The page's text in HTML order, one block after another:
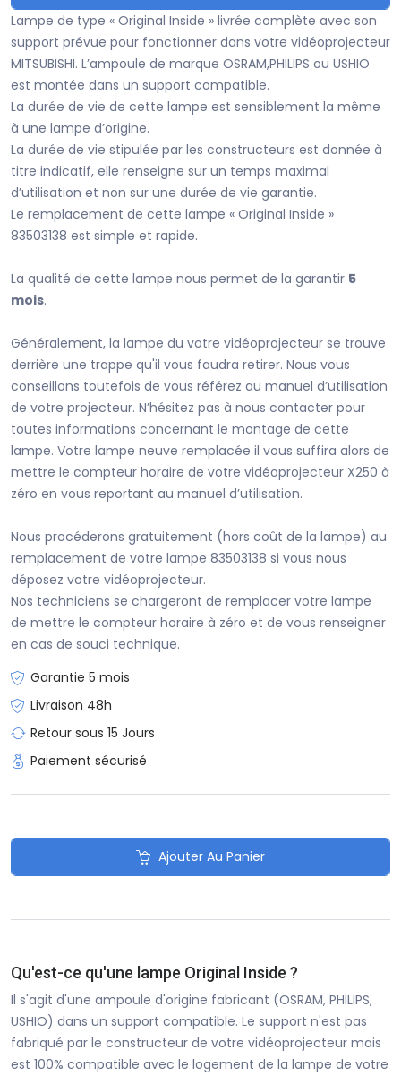
Lampe de type « Original Inside » livrée complète avec son
support prévue pour fonctionner dans votre vidéoprojecteur
MITSUBISHI. L’ampoule de marque OSRAM,PHILIPS ou USHIO
est montée dans un support compatible.
La durée de vie de cette lampe est sensiblement la même
à une lampe d’origine.
La durée de vie stipulée par les constructeurs est donnée à
titre indicatif, elle renseigne sur un temps maximal
d’utilisation et non sur une durée de vie garantie.
Le remplacement de cette lampe « Original Inside »
83503138 est simple et rapide.
La qualité de cette lampe nous permet de la garantir 5
mois.
Généralement, la lampe du votre vidéoprojecteur se trouve
derrière une trappe qu'il vous faudra retirer. Nous vous
conseillons toutefois de vous référez au manuel d’utilisation
de votre projecteur. N’hésitez pas à nous contacter pour
toutes informations concernant le montage de cette
lampe. Votre lampe neuve remplacée il vous suffira alors de
mettre le compteur horaire de votre vidéoprojecteur X250 à
zéro en vous reportant au manuel d’utilisation.
Nous procéderons gratuitement (hors coût de la lampe) au
remplacement de votre lampe 83503138 si vous nous
déposez votre vidéoprojecteur.
Nos techniciens se chargeront de remplacer votre lampe
de mettre le compteur horaire à zéro et de vous renseigner
en cas de souci technique.
Garantie 5 mois
Livraison 48h
Retour sous 15 Jours
Paiement sécurisé
Ajouter Au Panier
Qu'est-ce qu'une lampe Original Inside ?
Il s'agit d'une ampoule d'origine fabricant (OSRAM, PHILIPS,
USHIO) dans un support compatible. Le support n'est pas
fabriqué par le constructeur de votre vidéoprojecteur mais
est 100% compatible avec le logement de la lampe de votre